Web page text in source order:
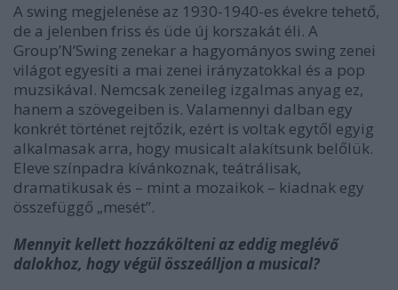
A swing megjelenése az 1930-1940-es évekre tehető,
de a jelenben friss és üde új korszakát éli. A
Group’N’Swing zenekar a hagyományos swing zenei
világot egyesíti a mai zenei irányzatokkal és a pop
muzsikával. Nemcsak zeneileg izgalmas anyag ez,
hanem a szövegeiben is. Valamennyi dalban egy
konkrét történet rejtőzik, ezért is voltak egytől egyig
alkalmasak arra, hogy musicalt alakítsunk belőlük.
Eleve színpadra kívánkoznak, teátrálisak,
dramatikusak és – mint a mozaikok – kiadnak egy
összefüggő „mesét”.
Mennyit kellett hozzákölteni az eddig meglévő
dalokhoz, hogy végül összeálljon a musical?